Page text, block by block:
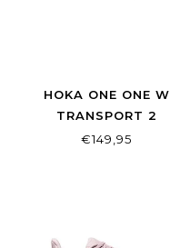
HOKA ONE ONE W
TRANSPORT 2
ALABASTER/ALABASTER
€149,95